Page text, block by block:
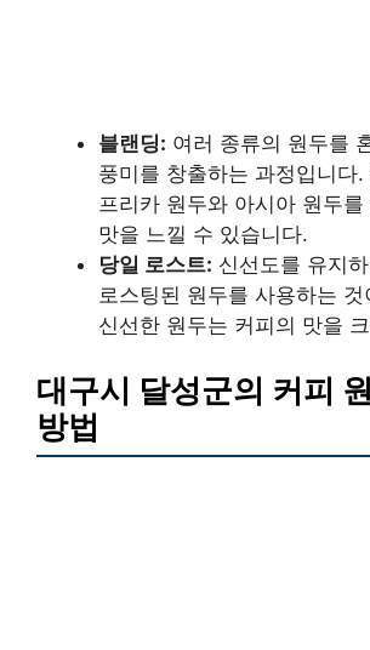
블랜딩: 여러 종류의 원두를
풍미를 창출하는 과정입니다
프리카 원두와 아시아 원두
맛을 느낄 수 있습니다.
당일 로스트: 신선도를 유지
로스팅된 원두를 사용하는
신선한 원두는 커피의 맛을
대구시 달성군의 커피
방법